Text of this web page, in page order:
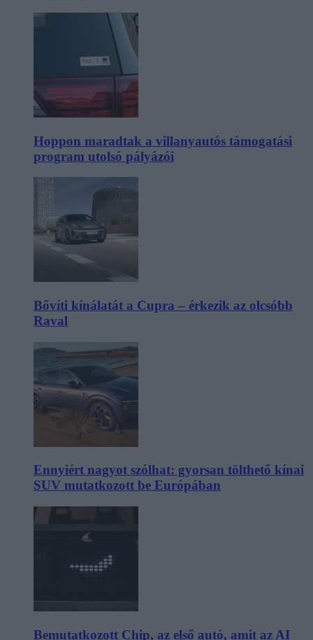
Hoppon maradtak a villanyautós támogatási
program utolsó pályázói
Bővíti kínálatát a Cupra – érkezik az olcsóbb
Raval
Ennyiért nagyot szólhat: gyorsan tölthető kínai
SUV mutatkozott be Európában
Bemutatkozott Chip, az első autó, amit az AI